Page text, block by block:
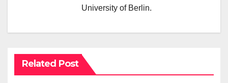
University of Berlin.
Related Post